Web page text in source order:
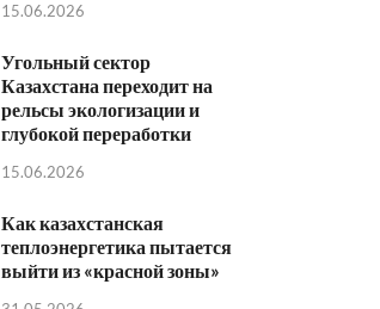
15.06.2026
Угольный сектор
Казахстана переходит на
рельсы экологизации и
глубокой переработки
15.06.2026
Как казахстанская
теплоэнергетика пытается
выйти из «красной зоны»